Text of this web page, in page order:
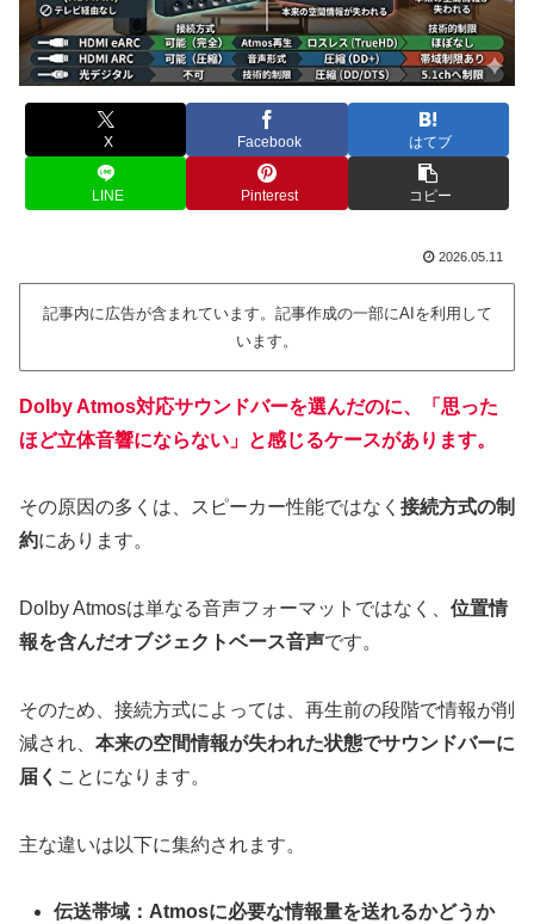
X Facebook はてブ
LINE Pinterest コピー
2026.05.11
記事内に広告が含まれています。記事作成の一部にAIを利用して
います。
Dolby Atmos対応サウンドバーを選んだのに、「思った
ほど立体音響にならない」と感じるケースがあります。
その原因の多くは、スピーカー性能ではなく 接続方式の制
約にあります。
Dolby Atmosは単なる音声フォーマットではなく、 位置情
報を含んだオブジェクトベース音声です。
そのため、接続方式によっては、再生前の段階で情報が削
減され、 本来の空間情報が失われた状態でサウンドバーに
届く ことになります。
主な違いは以下に集約されます。
伝送帯域：Atmosに必要な情報量を送れるかどうか